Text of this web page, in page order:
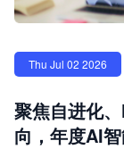
Thu Jul 02 2026
聚焦自进化
向，年度AI